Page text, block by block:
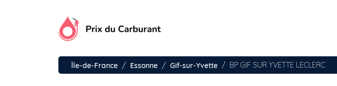
Île-de-France Essonne Gif-sur-Yvette BP GIF SUR YVETTE LECLERC